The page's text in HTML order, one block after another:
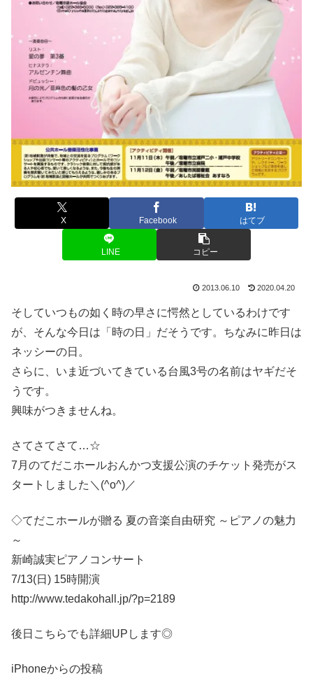
X Facebook はてブ
LINE コピー
2013.06.10 2020.04.20
そしていつもの如く時の早さに愕然としているわけです
が、そんな今日は「時の日」だそうです。ちなみに昨日は
ネッシーの日。
さらに、いま近づいてきている台風3号の名前はヤギだそ
うです。
興味がつきませんね。
さてさてさて…☆
7月のてだこホールおんかつ支援公演のチケット発売がス
タートしました＼(^o^)／
◇てだこホールが贈る 夏の音楽自由研究 ～ピアノの魅力
～
新崎誠実ピアノコンサート
7/13(日) 15時開演
http://www.tedakohall.jp/?p=2189
後日こちらでも詳細UPします◎
iPhoneからの投稿